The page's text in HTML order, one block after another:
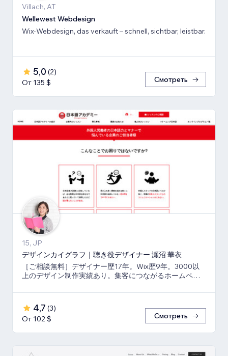
Villach, AT
Wellewest Webdesign
Wix-Webdesign, das verkauft – schnell, sichtbar, leistbar.
5,0 (2)
От 135 $
Смотреть
15, JP
デザインカイグラフ｜聴き役デザイナー 瀬沼 華衣
［ご相談無料］デザイナー歴17年。Wix歴9年。3000以
上のデザイン制作実績あり。集客につながるホームペー
4,7 (3)
От 102 $
Смотреть